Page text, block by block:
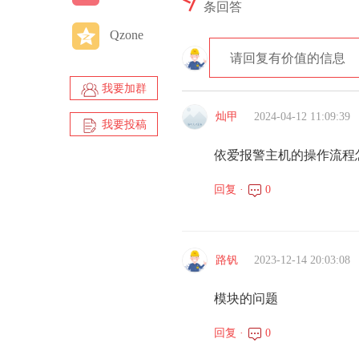
Qzone
我要加群
我要投稿
条回答
请回复有价值的信息
灿甲 2024-04-12 11:09:39
依爱报警主机的操作流程
回复 · 0
路钒 2023-12-14 20:03:08
模块的问题
回复 · 0